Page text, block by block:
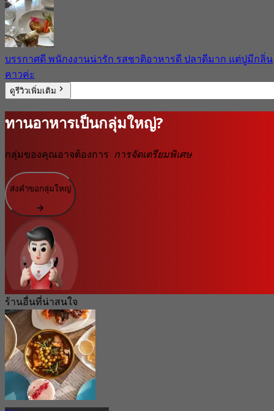
บรรกาศดี พนักงงานน่ารัก รสชาติอาหารดี ปลาดีมาก แต่ปูมีกลิ่น
คาวค่ะ
ดูรีวิวเพิ่มเติม
ทานอาหารเป็นกลุ่มใหญ่?
กลุ่มของคุณอาจต้องการ การจัดเตรียมพิเศษ
ส่งคำขอกลุ่มใหญ่
ร้านอื่นที่น่าสนใจ